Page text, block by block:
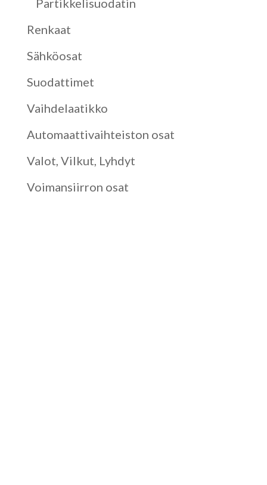
Partikkelisuodatin
Renkaat
Sähköosat
Suodattimet
Vaihdelaatikko
Automaattivaihteiston osat
Valot, Vilkut, Lyhdyt
Voimansiirron osat